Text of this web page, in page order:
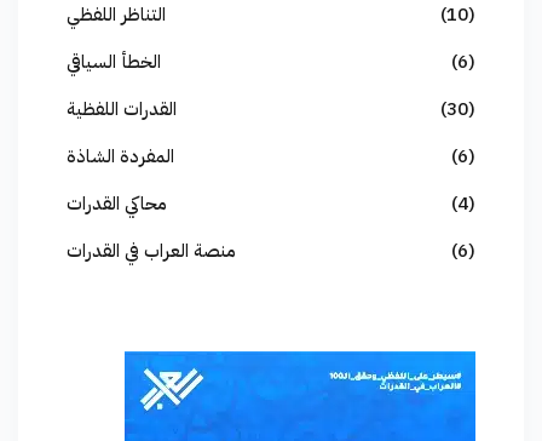
التناظر اللفظي
(10)
الخطأ السياقي
(6)
القدرات اللفظية
(30)
المفردة الشاذة
(6)
محاكي القدرات
(4)
منصة العراب في القدرات
(6)